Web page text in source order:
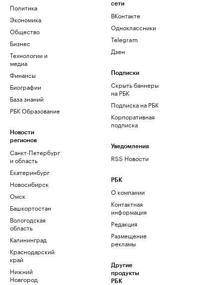
Политика
Экономика
Общество
Бизнес
Технологии и
медиа
Финансы
Биографии
База знаний
РБК Образование
Новости
регионов
Санкт-Петербург
и область
Екатеринбург
Новосибирск
Омск
Башкортостан
Вологодская
область
Калининград
Краснодарский
край
Нижний
Новгород
сети
ВКонтакте
Одноклассники
Telegram
Дзен
Подписки
Скрыть баннеры
на РБК
Подписка на РБК
Корпоративная
подписка
Уведомления
RSS Новости
РБК
О компании
Контактная
информация
Редакция
Размещение
рекламы
Другие
продукты
РБК